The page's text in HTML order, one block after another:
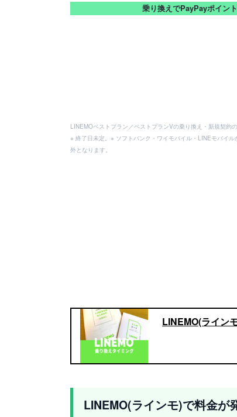
乗り換えでPayPayポイン
LINEMOベストプラン／ベストプランVの乗り換え・新規契約
※ 終了日未定。※ ソフトバンク・ワイモバイル・LINEモバイ
外となります。
LINEMO(ライン
LINEMO(ラインモ)で料金が